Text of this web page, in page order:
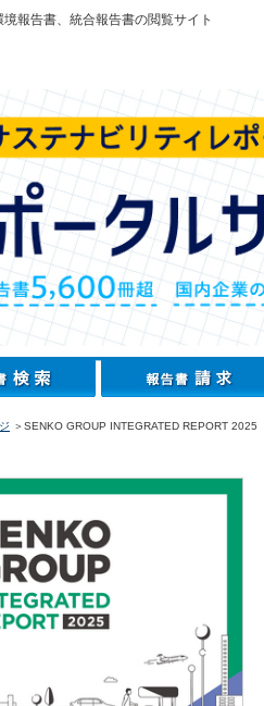
報告書、統合報告書の閲覧サイト
＞SENKO GROUP INTEGRATED REPORT 2025